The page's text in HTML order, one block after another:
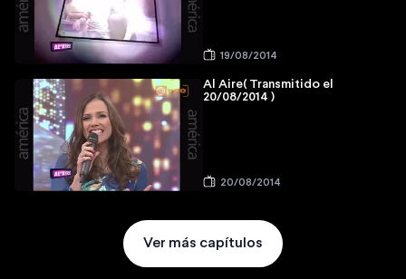
19/08/2014
Al Aire( Transmitido el
20/08/2014 )
20/08/2014
Ver más capítulos